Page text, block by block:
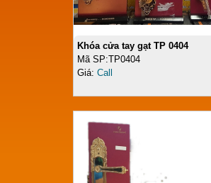
Khóa cửa tay gạt TP 0404
Mã SP:TP0404
Giá: Call